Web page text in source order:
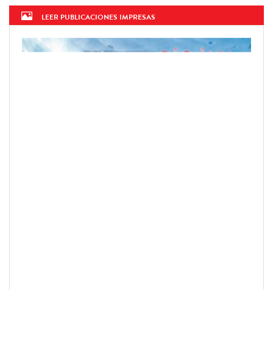
LEER PUBLICACIONES IMPRESAS